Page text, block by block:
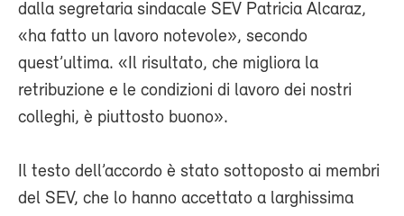
dalla segretaria sindacale SEV Patricia Alcaraz,
«ha fatto un lavoro notevole», secondo
quest’ultima. «Il risultato, che migliora la
retribuzione e le condizioni di lavoro dei nostri
colleghi, è piuttosto buono».
Il testo dell’accordo è stato sottoposto ai membri
del SEV, che lo hanno accettato a larghissima